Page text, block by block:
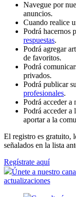
Navegue por
anuncios.
Cuando realice
Podrá hacernos
respuestas.
Podrá agregar
de favoritos.
Podrá
privados.
Podrá publicar
profesionales.
Podrá acceder a
Podrá acceder a
aportar a la
El registro es gratuito,
señalados en la lista
Regístrate aquí
Únete a nuestro
actualizaciones